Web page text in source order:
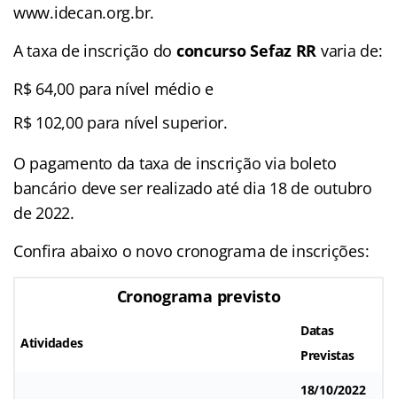
www.idecan.org.br.
A taxa de inscrição do concurso Sefaz RR varia de:
R$ 64,00 para nível médio e
R$ 102,00 para nível superior.
O pagamento da taxa de inscrição via boleto
bancário deve ser realizado até dia 18 de outubro
de 2022.
Confira abaixo o novo cronograma de inscrições:
Cronograma previsto
Atividades
Datas
Previstas
18/10/2022